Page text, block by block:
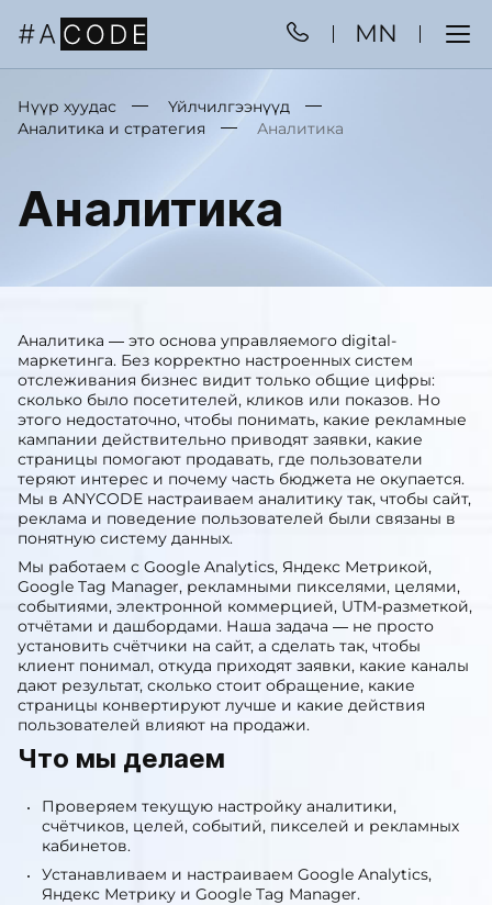
MN
Нүүр хуудас
Үйлчилгээнүүд
Аналитика и стратегия
Аналитика
Аналитика
Аналитика — это основа управляемого digital-
маркетинга. Без корректно настроенных систем
отслеживания бизнес видит только общие цифры:
сколько было посетителей, кликов или показов. Но
этого недостаточно, чтобы понимать, какие рекламные
кампании действительно приводят заявки, какие
страницы помогают продавать, где пользователи
теряют интерес и почему часть бюджета не окупается.
Мы в ANYCODE настраиваем аналитику так, чтобы сайт,
реклама и поведение пользователей были связаны в
понятную систему данных.
Мы работаем с Google Analytics, Яндекс Метрикой,
Google Tag Manager, рекламными пикселями, целями,
событиями, электронной коммерцией, UTM-разметкой,
отчётами и дашбордами. Наша задача — не просто
установить счётчики на сайт, а сделать так, чтобы
клиент понимал, откуда приходят заявки, какие каналы
дают результат, сколько стоит обращение, какие
страницы конвертируют лучше и какие действия
пользователей влияют на продажи.
Что мы делаем
Проверяем текущую настройку аналитики,
счётчиков, целей, событий, пикселей и рекламных
кабинетов.
Устанавливаем и настраиваем Google Analytics,
Яндекс Метрику и Google Tag Manager.